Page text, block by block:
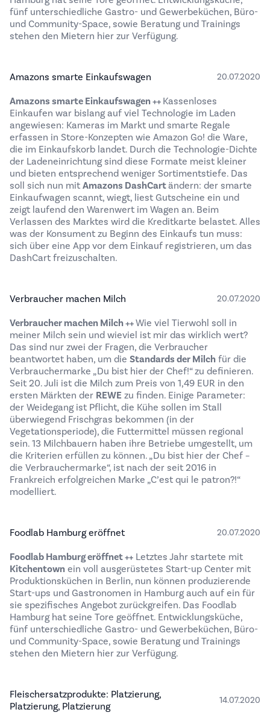
fünf unterschiedliche Gastro- und Gewerbeküchen, Büro-
und Community-Space, sowie Beratung und Trainings
stehen den Mietern hier zur Verfügung.
Amazons smarte Einkaufswagen 20.07.2020
Amazons smarte Einkaufswagen ++ Kassenloses
Einkaufen war bislang auf viel Technologie im Laden
angewiesen: Kameras im Markt und smarte Regale
erfassen in Store-Konzepten wie Amazon Go! die Ware,
die im Einkaufskorb landet. Durch die Technologie-Dichte
der Ladeneinrichtung sind diese Formate meist kleiner
und bieten entsprechend weniger Sortimentstiefe. Das
soll sich nun mit Amazons DashCartändern: der smarte
Einkaufwagen scannt, wiegt, liest Gutscheine ein und
zeigt laufend den Warenwert im Wagen an. Beim
Verlassen des Marktes wird die Kreditkarte belastet. Alles
was der Konsument zu Beginn des Einkaufs tun muss:
sich über eine App vor dem Einkauf registrieren, um das
DashCart freizuschalten.
Verbraucher machen Milch 20.07.2020
Verbraucher machen Milch ++Wie viel Tierwohl soll in
meiner Milch sein und wieviel ist mir das wirklich wert?
Das sind nur zwei der Fragen, die Verbraucher
beantwortet haben, um die Standards der Milch für die
Verbrauchermarke „Du bist hier der Chef!“ zu definieren.
Seit 20. Juli ist die Milch zum Preis von 1,49 EUR in den
ersten Märkten der REWE zu finden. Einige Parameter:
der Weidegang ist Pflicht, die Kühe sollen im Stall
überwiegend Frischgras bekommen (in der
Vegetationsperiode), die Futtermittel müssen regional
sein. 13 Milchbauern haben ihre Betriebe umgestellt, um
die Kriterien erfüllen zu können. „Du bist hier der Chef –
die Verbrauchermarke“, ist nach der seit 2016 in
Frankreich erfolgreichen Marke „C’est qui le patron?!“
modelliert.
Foodlab Hamburg eröffnet 20.07.2020
Foodlab Hamburgeröffnet ++ Letztes Jahr startete mit
Kitchentown ein voll ausgerüstetes Start-up Center mit
Produktionsküchen in Berlin, nun können produzierende
Start-ups und Gastronomen in Hamburg auch auf ein für
sie spezifisches Angebot zurückgreifen. Das Foodlab
Hamburg hat seine Tore geöffnet. Entwicklungsküche,
fünf unterschiedliche Gastro- und Gewerbeküchen, Büro-
und Community-Space, sowie Beratung und Trainings
stehen den Mietern hier zur Verfügung.
Fleischersatzprodukte: Platzierung,
Platzierung, Platzierung
14.07.2020